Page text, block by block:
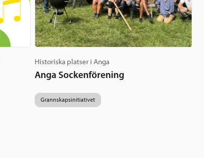
Historiska platser i Anga
Anga Sockenförening
Grannskapsinitiativet